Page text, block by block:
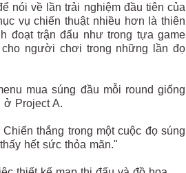
nói về lần trải nghiệm đầu tiên của
vụ chiến thuật nhiều hơn là thiên
đoạt trận đấu như trong tựa game
người chơi trong những lần đọ
mua súng đầu mỗi round giống
ở Project A.
thắng trong một cuộc đọ súng
hết sức thỏa mãn."